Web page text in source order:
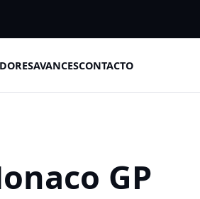
AVANCESCONTACTO
GP